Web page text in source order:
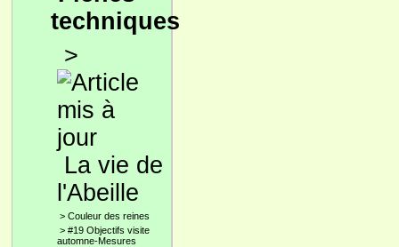
techniques
>
La vie de
l'Abeille
> Couleur des reines
> #19 Objectifs visite
automne-Mesures